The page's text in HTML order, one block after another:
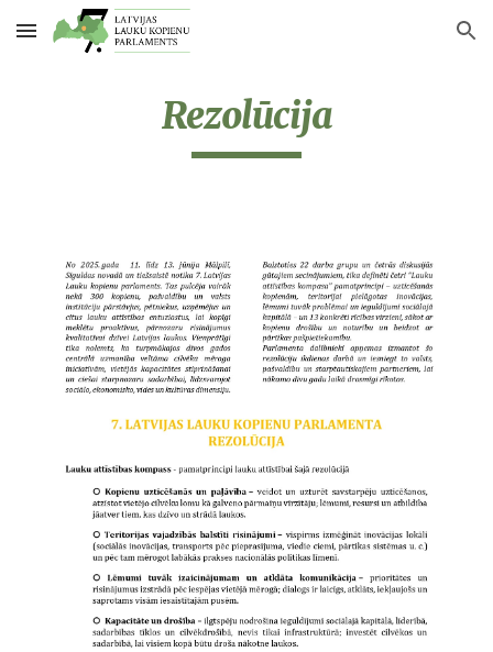
Skip to main content Skip to navigation
Rezolūcija